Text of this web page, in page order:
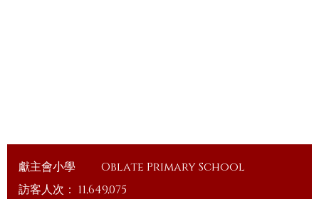
獻主會小學
Oblate Primary School
訪客人次： 11,649,075